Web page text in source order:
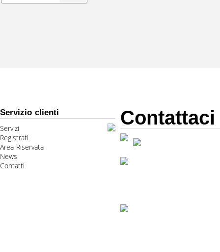
Servizio clienti
Servizi
Registrati
Area Riservata
News
Contatti
Contattaci